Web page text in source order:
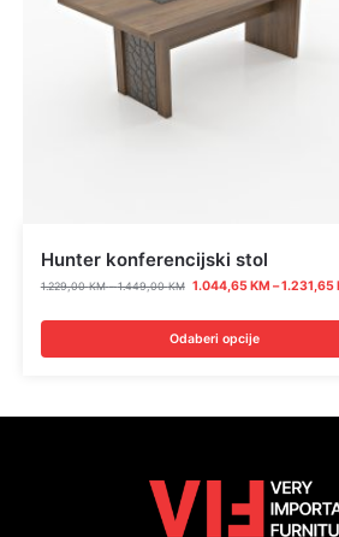
Hunter konferencijski stol
1.229,00KM – 1.449,00KM 1.044,65KM –1.231,65
Odaberi opcije